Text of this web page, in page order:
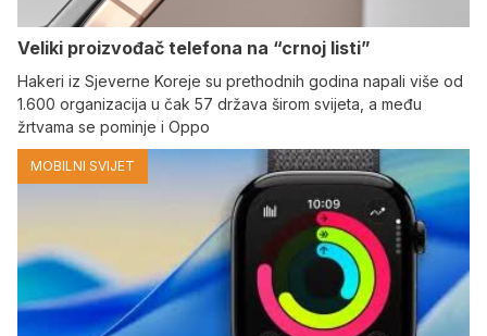
Veliki proizvođač telefona na “crnoj listi”
Hakeri iz Sjeverne Koreje su prethodnih godina napali više od
1.600 organizacija u čak 57 država širom svijeta, a među
žrtvama se pominje i Oppo
MOBILNI SVIJET